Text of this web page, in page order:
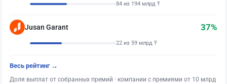
84 из 194 млрд ₸
Jusan Garant 37%
22 из 59 млрд ₸
Весь рейтинг →
Доля выплат от собранных премий · компании с премиями от 10 млрд